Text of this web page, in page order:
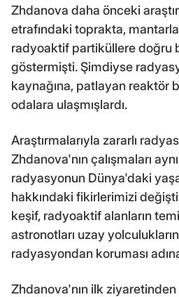
Zhdanova daha önceki
etrafındaki toprakta,
radyoaktif partiküllere doğru
göstermişti. Şimdiyse
kaynağına, patlayan reaktör
odalara ulaşmışlardı.
Araştırmalarıyla zararlı
Zhdanova'nın çalışmaları
radyasyonun Dünya'daki
hakkındaki fikirlerimizi
keşif, radyoaktif alanların
astronotları uzay
radyasyondan koruması
Zhdanova'nın ilk ziyaretinden